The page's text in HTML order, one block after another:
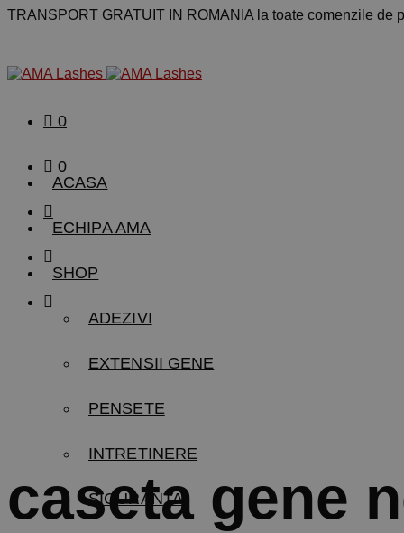
TRANSPORT GRATUIT IN ROMANIA la toate comenzile de
0
0
ACASA
ECHIPA AMA
SHOP
ADEZIVI
EXTENSII GENE
PENSETE
INTRETINERE
SIGURANTA
caseta gene